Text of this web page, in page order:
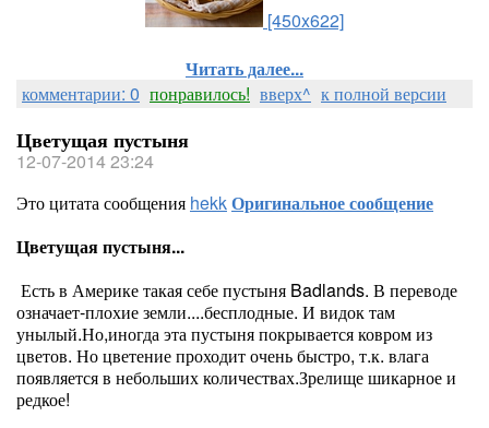
[450x622]
Читать далее...
комментарии: 0 понравилось! вверх^ к полной версии
Цветущая пустыня
12-07-2014 23:24
Это цитата сообщения hekkОригинальное сообщение
Цветущая пустыня...
Есть в Америке такая себе пустыня Badlands. В переводе
означает-плохие земли....бесплодные. И видок там
унылый.Но,иногда эта пустыня покрывается ковром из
цветов. Но цветение проходит очень быстро, т.к. влага
появляется в небольших количествах.Зрелище шикарное и
редкое!